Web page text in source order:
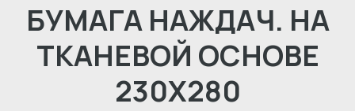
БУМАГА НАЖДАЧ. НА
ТКАНЕВОЙ ОСНОВЕ
230Х280